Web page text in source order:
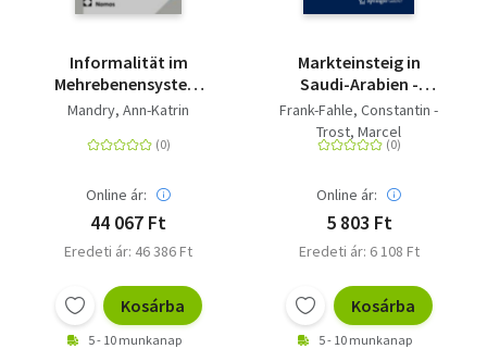
Informalität im
Mehrebenensystem
der EU - Eine
Untersuchung zum
Funktionsweise und zu
demokratietheoretischen
Implikationen des
Phänomens
Mandry, Ann-Katrin
Online ár:
44 067 Ft
Eredeti ár: 46 386 Ft
Kosárba
5 - 10 munkanap
Markteinsteig in
Saudi-Arabien -
Investment Guide
Emerging Markets
Frank-Fahle, Constantin -
Trost, Marcel
Online ár:
5 803 Ft
Eredeti ár: 6 108 Ft
Kosárba
5 - 10 munkanap